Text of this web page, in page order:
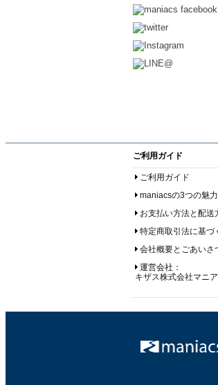
ご利用ガイド
ご利用ガイド
maniacsの3つの魅
お支払い方法と配送
特定商取引法に基づ
会社概要とごあいさ
運営会社：
キザス株式会社マニ